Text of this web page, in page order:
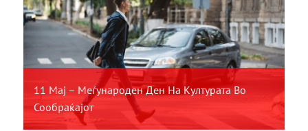
11 Мај – Меѓународен Ден На Културата Во
Сообраќајот